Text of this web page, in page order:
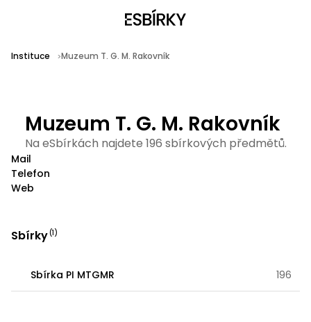
Instituce Muzeum T. G. M. Rakovník
Muzeum T. G. M. Rakovník
Na eSbírkách najdete 196 sbírkových předmětů.
Mail
Telefon
Web
Sbírky(1)
Sbírka PI MTGMR 196